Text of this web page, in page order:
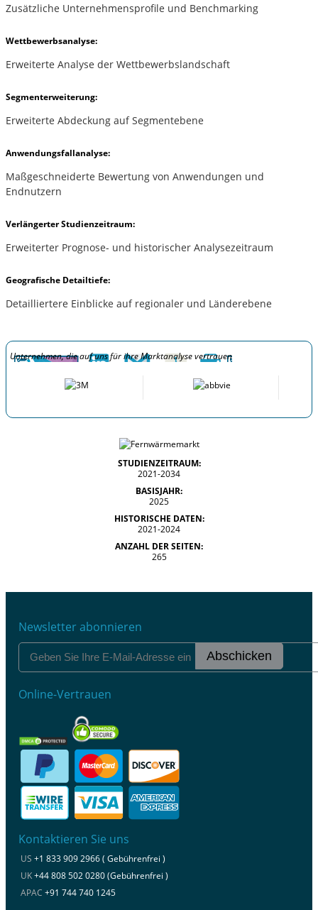
Zusätzliche Unternehmensprofile und Benchmarking
Wettbewerbsanalyse:
Erweiterte Analyse der Wettbewerbslandschaft
Segmenterweiterung:
Erweiterte Abdeckung auf Segmentebene
Anwendungsfallanalyse:
Maßgeschneiderte Bewertung von Anwendungen und
Endnutzern
Verlängerter Studienzeitraum:
Erweiterter Prognose- und historischer Analysezeitraum
Geografische Detailtiefe:
Detailliertere Einblicke auf regionaler und Länderebene
Unternehmen, die auf uns für ihre Marktanalyse vertrauen
STUDIENZEITRAUM:
2021-2034
BASISJAHR:
2025
HISTORISCHE DATEN:
2021-2024
ANZAHL DER SEITEN:
265
Newsletter abonnieren
Abschicken
Online-Vertrauen
Kontaktieren Sie uns
US +1 833 909 2966 ( Gebührenfrei )
UK+44 808 502 0280 (Gebührenfrei )
APAC +91 744 740 1245